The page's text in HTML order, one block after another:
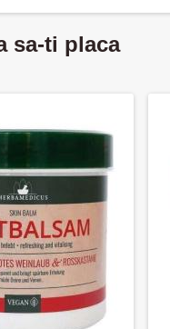
sa-ti placa